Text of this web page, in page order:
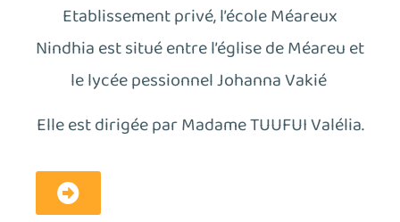
Etablissement privé, l’école Méareux
Nindhia estsitué entre l’église de Méareu et
le lycée pessionnel Johanna Vakié
Elle est dirigée par Madame TUUFUI Valélia.